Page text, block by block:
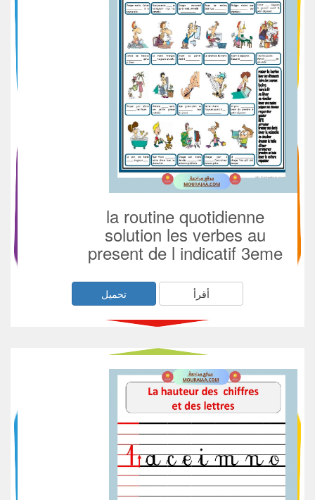
la routine quotidienne
solution les verbes au
present de l indicatif 3eme
أقرأ تحميل